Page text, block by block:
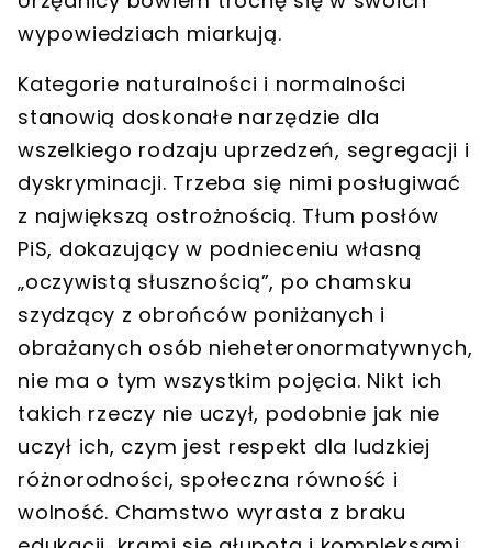
wypowiedziach miarkują.
Kategorie naturalności i normalności
stanowią doskonałe narzędzie dla
wszelkiego rodzaju uprzedzeń, segregacji i
dyskryminacji. Trzeba się nimi posługiwać
z największą ostrożnością. Tłum posłów
PiS, dokazujący w podnieceniu własną
„oczywistą słusznością”, po chamsku
szydzący z obrońców poniżanych i
obrażanych osób nieheteronormatywnych,
nie ma o tym wszystkim pojęcia. Nikt ich
takich rzeczy nie uczył, podobnie jak nie
uczył ich, czym jest respekt dla ludzkiej
różnorodności, społeczna równość i
wolność. Chamstwo wyrasta z braku